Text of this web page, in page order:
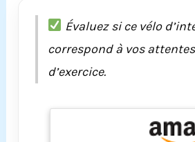
Évaluez si ce vélo
correspond à vos
d’exercice.